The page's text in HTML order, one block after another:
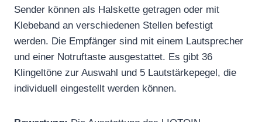
Sender können als Halskette getragen oder mit
Klebeband an verschiedenen Stellen befestigt
werden. Die Empfänger sind mit einem Lautsprecher
und einer Notruftaste ausgestattet. Es gibt 36
Klingeltöne zur Auswahl und 5 Lautstärkepegel, die
individuell eingestellt werden können.